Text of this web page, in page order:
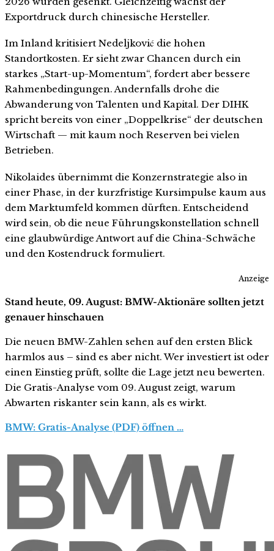
Exportdruck durch chinesische Hersteller.
Im Inland kritisiert Nedeljković die hohen
Standortkosten. Er sieht zwar Chancen durch ein
starkes „Start-up-Momentum“, fordert aber bessere
Rahmenbedingungen. Andernfalls drohe die
Abwanderung von Talenten und Kapital. Der DIHK
spricht bereits von einer „Doppelkrise“ der deutschen
Wirtschaft — mit kaum noch Reserven bei vielen
Betrieben.
Nikolaides übernimmt die Konzernstrategie also in
einer Phase, in der kurzfristige Kursimpulse kaum aus
dem Marktumfeld kommen dürften. Entscheidend
wird sein, ob die neue Führungskonstellation schnell
eine glaubwürdige Antwort auf die China-Schwäche
und den Kostendruck formuliert.
Anzeige
Stand heute, 09. August: BMW-Aktionäre sollten jetzt
genauer hinschauen
Die neuen BMW-Zahlen sehen auf den ersten Blick
harmlos aus – sind es aber nicht. Wer investiert ist oder
einen Einstieg prüft, sollte die Lage jetzt neu bewerten.
Die Gratis-Analyse vom 09. August zeigt, warum
Abwarten riskanter sein kann, als es wirkt.
BMW: Gratis-Analyse (PDF) öffnen …